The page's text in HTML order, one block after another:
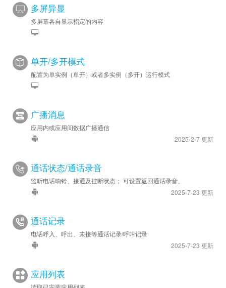
多屏异显
多屏幕各自显示指定的内容
单开/多开模式
配置为单实例（单开）或者多实例（多开）运行模式
广播消息
应用内或应用间数据广播通信
2025-2-7 更新
通话状态/通话录音
监听电话响铃、接通及挂断状态； 可设置返回通话录音。
2025-7-23 更新
通话记录
电话呼入、呼出、未接等通话记录/呼叫记录
2025-7-23 更新
应用列表